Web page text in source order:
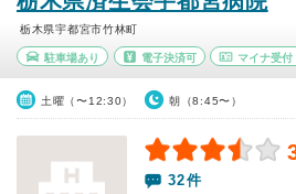
栃木県宇都宮市竹林町
駐車場あり 電子決済可 マイナ受付
土曜（〜12:30） 朝（8:45〜）
32件